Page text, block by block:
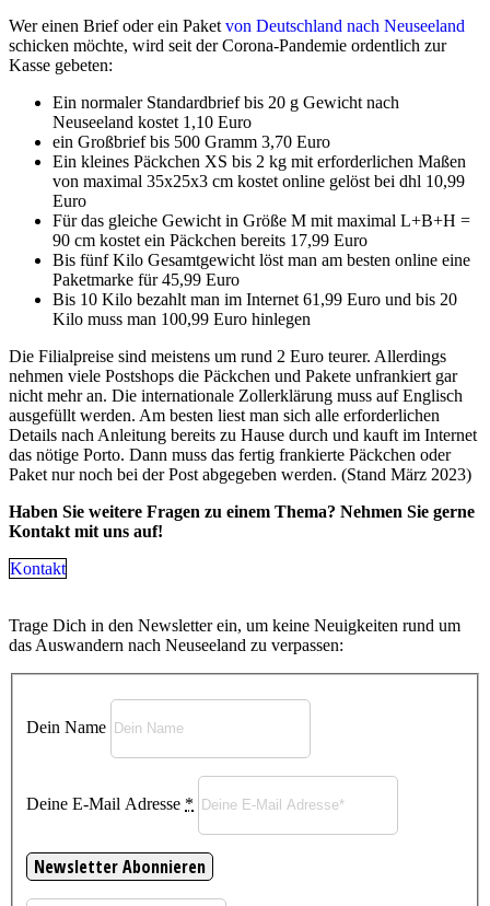
Wer einen Brief oder ein Paket von Deutschland nach Neuseeland
schicken möchte, wird seit der Corona-Pandemie ordentlich zur
Kasse gebeten:
Ein normaler Standardbrief bis 20 g Gewicht nach
Neuseeland kostet 1,10 Euro
ein Großbrief bis 500 Gramm 3,70 Euro
Ein kleines Päckchen XS bis 2 kg mit erforderlichen Maßen
von maximal 35x25x3 cm kostet online gelöst bei dhl 10,99
Euro
Für das gleiche Gewicht in Größe M mit maximal L+B+H =
90 cm kostet ein Päckchen bereits 17,99 Euro
Bis fünf Kilo Gesamtgewicht löst man am besten online eine
Paketmarke für 45,99 Euro
Bis 10 Kilo bezahlt man im Internet 61,99 Euro und bis 20
Kilo muss man 100,99 Euro hinlegen
Die Filialpreise sind meistens um rund 2 Euro teurer. Allerdings
nehmen viele Postshops die Päckchen und Pakete unfrankiert gar
nicht mehr an. Die internationale Zollerklärung muss auf Englisch
ausgefüllt werden. Am besten liest man sich alle erforderlichen
Details nach Anleitung bereits zu Hause durch und kauft im Internet
das nötige Porto. Dann muss das fertig frankierte Päckchen oder
Paket nur noch bei der Post abgegeben werden. (Stand März 2023)
Haben Sie weitere Fragen zu einem Thema? Nehmen Sie gerne
Kontakt mit uns auf!
Kontakt
Trage Dich in den Newsletter ein, um keine Neuigkeiten rund um
das Auswandern nach Neuseeland zu verpassen:
Dein Name
Deine E-Mail Adresse *